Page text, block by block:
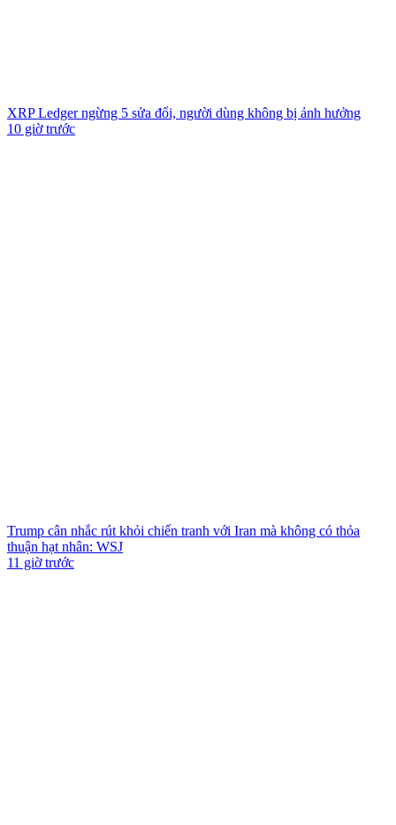
XRP Ledger ngừng 5 sửa đổi, người dùng không bị ảnh hưởng
10 giờ trước
Trump cân nhắc rút khỏi chiến tranh với Iran mà không có thỏa
thuận hạt nhân: WSJ
11 giờ trước